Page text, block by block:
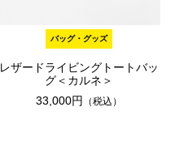
バッグ・グッズ
レザードライビングトートバッ
グ＜カルネ＞
33,000円
（税込）